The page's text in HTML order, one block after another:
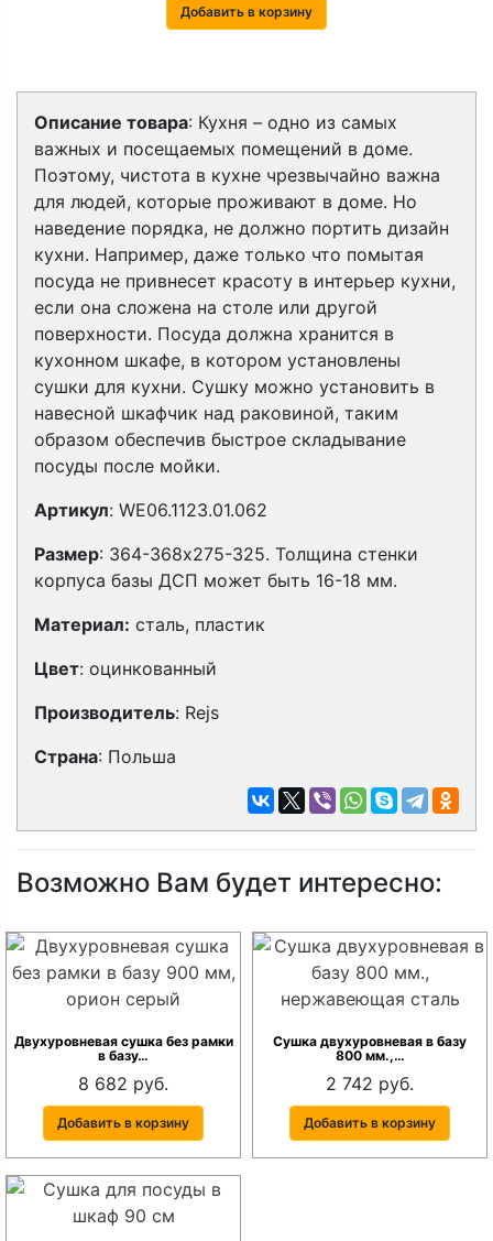
Добавить в корзину
Описание товара: Кухня – одно из самых
важных и посещаемых помещений в доме.
Поэтому, чистота в кухне чрезвычайно важна
для людей, которые проживают в доме. Но
наведение порядка, не должно портить дизайн
кухни. Например, даже только что помытая
посуда не привнесет красоту в интерьер кухни,
если она сложена на столе или другой
поверхности. Посуда должна хранится в
кухонном шкафе, в котором установлены
сушки для кухни. Сушку можно установить в
навесной шкафчик над раковиной, таким
образом обеспечив быстрое складывание
посуды после мойки.
Артикул: WE06.1123.01.062
Размер: 364-368x275-325. Толщина стенки
корпуса базы ДСП может быть 16-18 мм.
Материал: сталь, пластик
Цвет: оцинкованный
Производитель: Rejs
Страна: Польша
Возможно Вам будет интересно:
Двухуровневая сушка без рамки
в базу…
8 682 руб.
Добавить в корзину
Сушка двухуровневая в базу
800 мм.,…
2 742 руб.
Добавить в корзину